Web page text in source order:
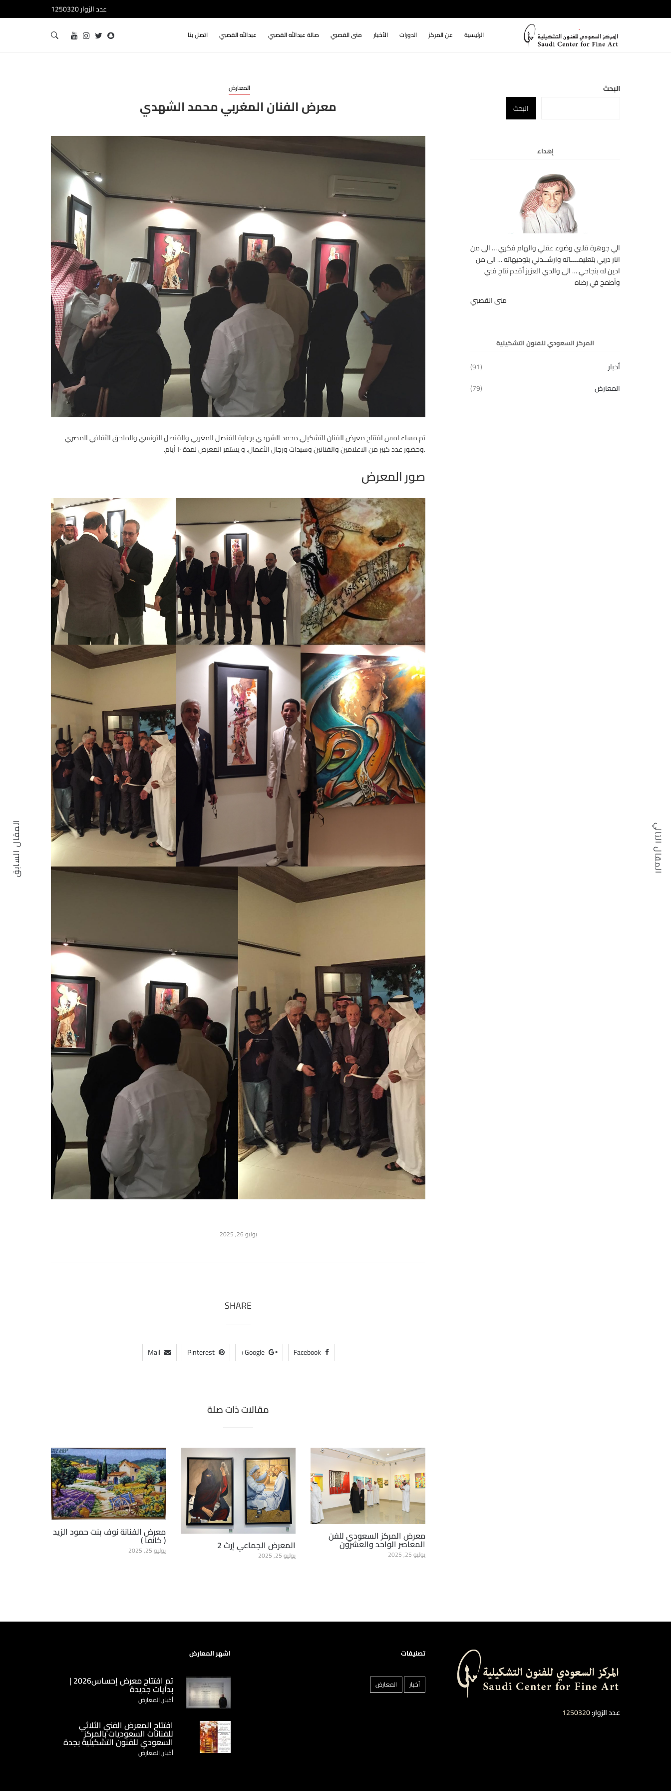
عدد الزوار 1250320
الرئيسية عن المركز الدورات الأخبار منى القصبي صالة عبدالله القصبي عبدالله القصبي اتصل بنا
المعارض
معرض الفنان المغربي محمد الشهدي
تم مساء امس افتتاح معرض الفنان التشكيلي محمد الشهدي برعاية القنصل المغربي والقنصل التونسي والملحق الثقافي المصري
.وحضور عدد كبير من الاعلامين والفنانين وسيدات ورجال الأعمال. و يستمر المعرض لمدة ١٠ أيام.
صور المعرض
يوليو 26, 2025
SHARE
Facebook
Google+
Pinterest
Mail
المقال السابق المقال التالي
مقالات ذات صلة
معرض الفنانة نوف بنت حمود الزيد
( كانفا )
يوليو 25, 2025 المعرض الجماعي إرث 2
يوليو 25, 2025
معرض المركز السعودي للفن
المعاصر الواحد والعشرون
يوليو 25, 2025
البحث
البحث
إهداء
الي جوهرة قلبي وضوء عقلي والهام فكري … الى من
انار دربي بتعليمــــاته وارشــدني بتوجيهاته … الى من
ادين له بنجاحي … الى والدي العزيز أقدم نتاج فني
وأطمح في رضاه
منى القصبي
المركز السعودي للفنون التشكيلية
أخبار
(91)
المعارض
(79)
اشهر المعارض
تم افتتاح معرض إحساس2026 |
بدايات جديدة
أخبار, المعارض
‏افتتاح المعرض الفني الثلاثي
للفنانات السعوديات بالمركز
السعودي للفنون التشكيلية بجدة
أخبار, المعارض
تصنيفات
أخبار المعارض
عدد الزوار:1250320